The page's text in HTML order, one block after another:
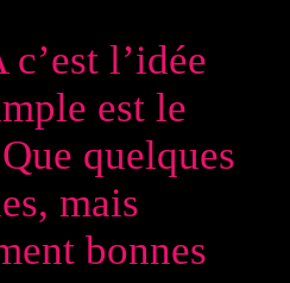
l’idée
est le
quelques
mais
bonnes